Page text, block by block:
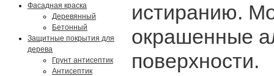
Фасадная краска
Деревянный
Бетонный
Защитные покрытия для
дерева
Грунт антисептик
Антисептик
истиранию.
окрашенные
поверхности.